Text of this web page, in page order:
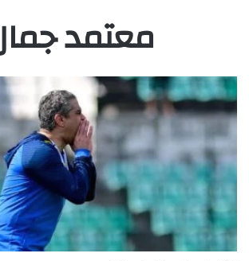
معتمد